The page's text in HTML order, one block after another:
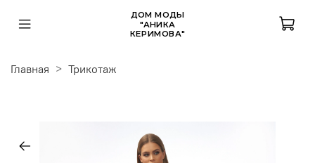
ДОМ МОДЫ
"АНИКА
КЕРИМОВА"
Главная Трикотаж